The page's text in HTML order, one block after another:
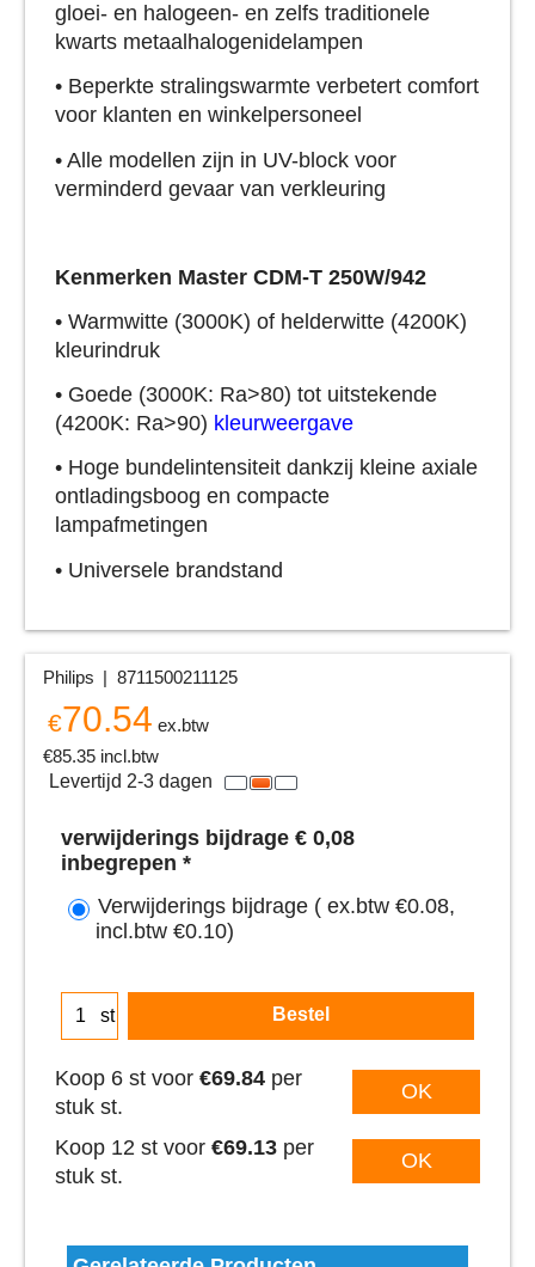
gloei- en halogeen- en zelfs traditionele
kwarts metaalhalogenidelampen
• Beperkte stralingswarmte verbetert comfort
voor klanten en winkelpersoneel
• Alle modellen zijn in UV-block voor
verminderd gevaar van verkleuring
Kenmerken Master CDM-T 250W/942
• Warmwitte (3000K) of helderwitte (4200K)
kleurindruk
• Goede (3000K: Ra>80) tot uitstekende
(4200K: Ra>90) kleurweergave
• Hoge bundelintensiteit dankzij kleine axiale
ontladingsboog en compacte
lampafmetingen
• Universele brandstand
Philips 8711500211125
€70.54 ex.btw
€85.35 incl.btw
Levertijd 2-3 dagen
verwijderings bijdrage € 0,08
inbegrepen *
Verwijderings bijdrage ( ex.btw €0.08,
incl.btw €0.10)
st Bestel
Koop 6 st voor €69.84 per
stuk st.
OK
Koop 12 st voor €69.13 per
stuk st.
OK